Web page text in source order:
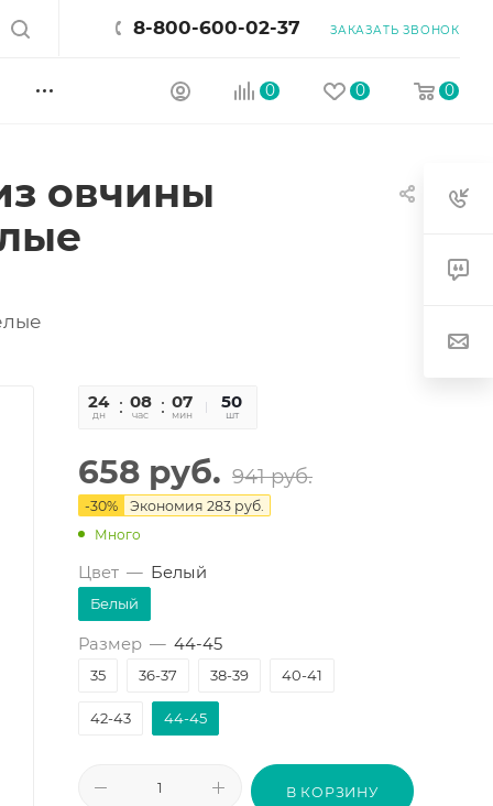
8-800-600-02-37 ЗАКАЗАТЬ ЗВОНОК
0 0 0
овчины
24
дн
08
час
07
мин
54
сек
50
шт
658 руб. 941руб.
-30% Экономия 283 руб.
Много
Цвет — Белый
Белый
Размер — 44-45
35 36-37 38-39 40-41
42-43 44-45
В КОРЗИНУ